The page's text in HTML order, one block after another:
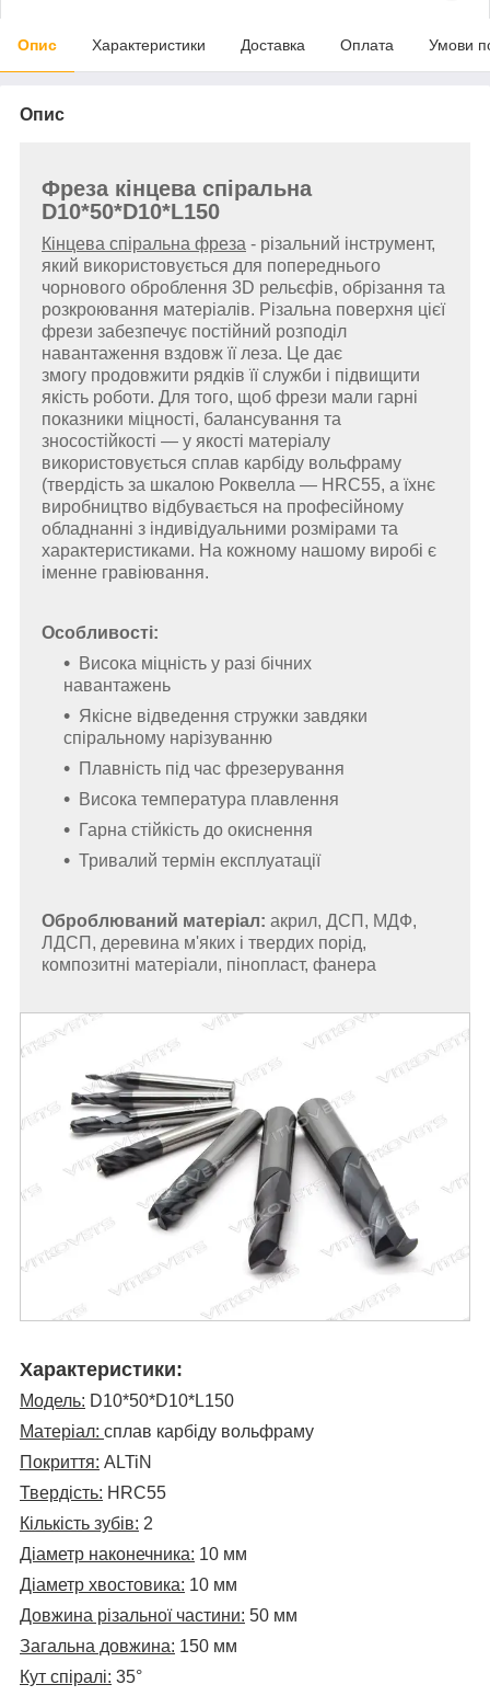
Опис Характеристики Доставка Оплата Умови
Опис
Фреза кінцева спіральна
D10*50*D10*L150
Кінцева спіральна фреза - різальний інструмент,
який використовується для попереднього
чорнового оброблення 3D рельєфів, обрізання та
розкроювання матеріалів. Різальна поверхня цієї
фрези забезпечує постійний розподіл
навантаження вздовж її леза. Це дає
змогу продовжити рядків її служби і підвищити
якість роботи. Для того, щоб фрези мали гарні
показники міцності, балансування та
зносостійкості — у якості матеріалу
використовується сплав карбіду вольфраму
(твердість за шкалою Роквелла — HRC55, а їхнє
виробництво відбувається на професійному
обладнанні з індивідуальними розмірами та
характеристиками. На кожному нашому виробі є
іменне гравіювання.
Особливості:
Висока міцність у разі бічних
навантажень
Якісне відведення стружки завдяки
спіральному нарізуванню
Плавність під час фрезерування
Висока температура плавлення
Гарна стійкість до окиснення
Тривалий термін експлуатації
Оброблюваний матеріал: акрил, ДСП, МДФ,
ЛДСП, деревина м'яких і твердих порід,
композитні матеріали, пінопласт, фанера
Характеристики:
Модель: D10*50*D10*L150
Матеріал: сплав карбіду вольфраму
Покриття: ALTiN
Твердість: HRC55
Кількість зубів: 2
Діаметр наконечника: 10 мм
Діаметр хвостовика: 10 мм
Довжина різальної частини: 50 мм
Загальна довжина: 150 мм
Кут спіралі: 35°